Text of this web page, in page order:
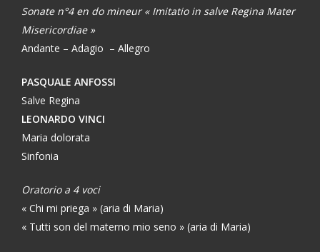
Sonate n°4 en do mineur « Imitatio in salve Regina Mater
Misericordiae »
Andante – Adagio – Allegro
PASQUALE ANFOSSI
Salve Regina
LEONARDO VINCI
Maria dolorata
Sinfonia
Oratorio a 4 voci
« Chi mi priega » (aria di Maria)
« Tutti son del materno mio seno » (aria di Maria)